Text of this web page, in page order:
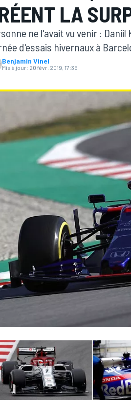
LA
ne l'avait vu venir :
d'essais hivernaux à
Benjamin Vinel
Mis à jour: 20 févr. 2019, 17:35